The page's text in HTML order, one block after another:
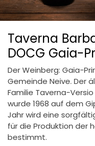
Taverna
DOCG Gaia-
Der Weinberg: Gaia-
Gemeinde Neive. Der
Familie Taverna-
wurde 1968 auf dem
Jahr wird eine
für die Produktion der
bestimmt.